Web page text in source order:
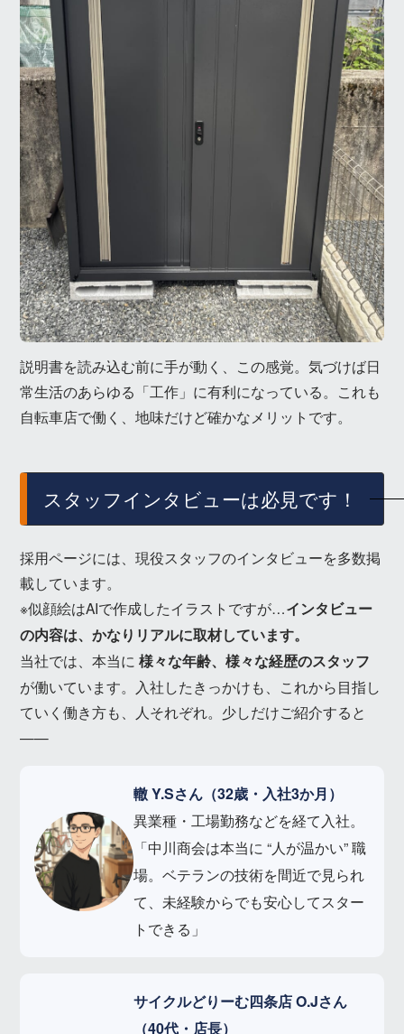
説明書を読み込む前に手が動く、この感覚。気づけば日
常生活のあらゆる「工作」に有利になっている。これも
自転車店で働く、地味だけど確かなメリットです。
スタッフインタビューは必見です！
採用ページには、現役スタッフのインタビューを多数掲
載しています。
※似顔絵はAIで作成したイラストですが…インタビュー
の内容は、かなりリアルに取材しています。
当社では、本当に様々な年齢、様々な経歴のスタッフ
が働いています。入社したきっかけも、これから目指し
ていく働き方も、人それぞれ。少しだけご紹介すると
——
轍 Y.Sさん（32歳・入社3か月）
異業種・工場勤務などを経て入社。
「中川商会は本当に “人が温かい” 職
場。ベテランの技術を間近で見られ
て、未経験からでも安心してスター
トできる」
サイクルどりーむ四条店 O.Jさん
（40代・店長）